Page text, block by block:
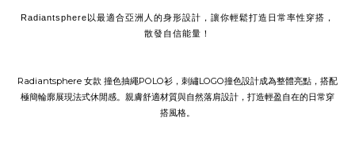
Radiantsphere以最適合亞洲人的身形設計，讓你輕鬆打造日常率性穿搭，
散發自信能量！
Radiantsphere 女款 撞色抽繩POLO衫，刺繡LOGO撞色設計成為整體亮點，搭配
極簡輪廓展現法式休閒感。親膚舒適材質與自然落肩設計，打造輕盈自在的日常穿
搭風格。